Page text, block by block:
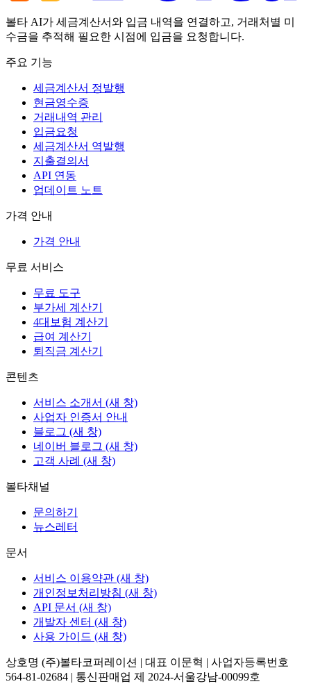
볼타 AI가 세금계산서와 입금 내역을 연결하고, 거래처별 미
수금을 추적해 필요한 시점에 입금을 요청합니다.
주요 기능
세금계산서 정발행
현금영수증
거래내역 관리
입금요청
세금계산서 역발행
지출결의서
API 연동
업데이트 노트
가격 안내
가격 안내
무료 서비스
무료 도구
부가세 계산기
4대보험 계산기
급여 계산기
퇴직금 계산기
콘텐츠
서비스 소개서 (새 창)
사업자 인증서 안내
블로그 (새 창)
네이버 블로그 (새 창)
고객 사례 (새 창)
볼타채널
문의하기
뉴스레터
문서
서비스 이용약관 (새 창)
개인정보처리방침 (새 창)
API 문서 (새 창)
개발자 센터 (새 창)
사용 가이드 (새 창)
상호명 (주)볼타코퍼레이션 | 대표 이문혁 | 사업자등록번호
564-81-02684 | 통신판매업 제 2024-서울강남-00099호